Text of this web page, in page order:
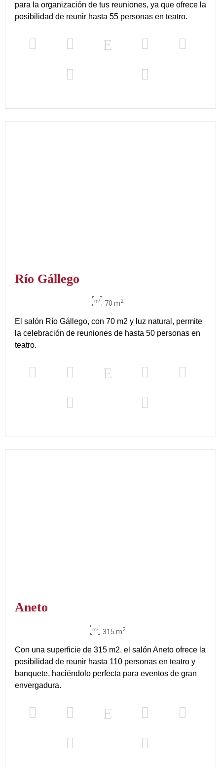
para la organización de tus reuniones, ya que ofrece la
posibilidad de reunir hasta 55 personas en teatro.
Río Gállego
70 m2
El salón Río Gállego, con 70 m2 y luz natural, permite
la celebración de reuniones de hasta 50 personas en
teatro.
Aneto
315 m2
Con una superficie de 315 m2, el salón Aneto ofrece la
posibilidad de reunir hasta 110 personas en teatro y
banquete, haciéndolo perfecta para eventos de gran
envergadura.